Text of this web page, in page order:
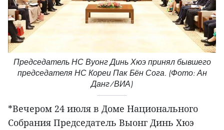
Председатель НС Вуонг Динь Хюэ принял бывшего
председателя НС Кореи Пак Бён Сога. (Фото: Ан
Данг/ВИА)
*Вечером 24 июля в Доме Национального
Собрания Председатель Выонг Динь Хюэ